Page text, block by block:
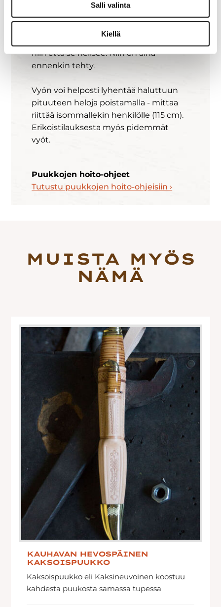
Salli valinta
Kiellä
sahataan käsin.
Jokainen lenkki asennetaan yksi
niin että se helisee. Niin on aina
ennenkin tehty.
Vyön voi helposti lyhentää haluttuun
pituuteen heloja poistamalla - mittaa
riittää isommallekin henkilölle (115 cm).
Erikoistilauksesta myös pidemmät
vyöt.
Puukkojen hoito-ohjeet
Tutustu puukkojen hoito-ohjeisiin ›
KAUHAVAN HEVOSPÄINEN
KAKSOISPUUKKO
Kaksoispuukko eli Kaksineuvoinen koostuu
kahdesta puukosta samassa tupessa